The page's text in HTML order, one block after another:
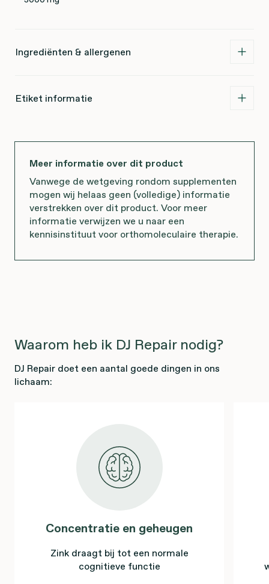
Ingrediënten & allergenen
Etiket informatie
Meer informatie over dit product
Vanwege de wetgeving rondom supplementen
mogen wij helaas geen (volledige) informatie
verstrekken over dit product. Voor meer
informatie verwijzen we u naar een
kennisinstituut voor orthomoleculaire therapie.
Waarom heb ik DJ Repair nodig?
DJ Repair doet een aantal goede dingen in ons
lichaam:
Concentratie en geheugen
Zink draagt bij tot een normale
cognitieve functie